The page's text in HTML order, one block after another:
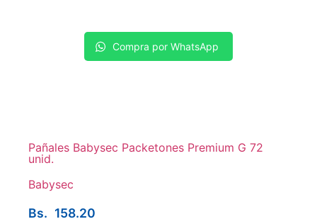
Compra por WhatsApp
Pañales Babysec Packetones Premium G 72
unid.
Babysec
Bs. 158.20